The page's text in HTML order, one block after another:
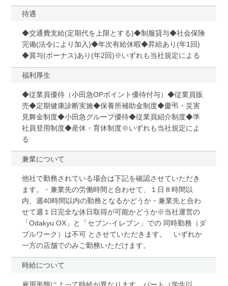
待遇
◆交通費支給(定期代を上限とする)◆制服貸与◆社会保険
完備(法令により加入)◆年次有給休暇◆昇給あり(年1回)
◆賞与(ボーナス)あり(年2回)※いずれも当社規定による
福利厚生
◆従業員優待（小田急OPポイント優待付与）◆従業員販
売◆定期健康診断実施◆保養所補助金制度◆慶弔・災害
見舞金制度◆小田急グループ優待◆従業員紹介制度◆準
社員登用制度◆産休・育休制度※いずれも当社規定によ
る
兼業について
他社で勤務されている場合は下記を確認させていただき
ます。・兼業先の労働時間と合わせて、１日８時間以
内、週40時間以内の勤務となるかどうか・兼業先と合わ
せて週１日完全な休日取得が可能かどうか※当社運営の
「Odakyu OX」と「セブン-イレブン」での 同時勤務（ダ
ブルワーク）は不可 とさせていただきます。 いずれか
一方の店舗でのみご勤務いただけます。
時給について
雇用形態によって時給が異なります。パート（学生以